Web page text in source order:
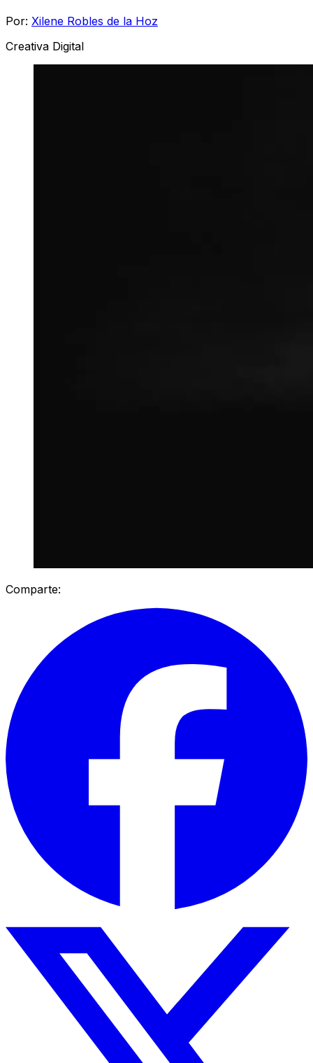
Por: Xilene Robles de la Hoz
Creativa Digital
Comparte: